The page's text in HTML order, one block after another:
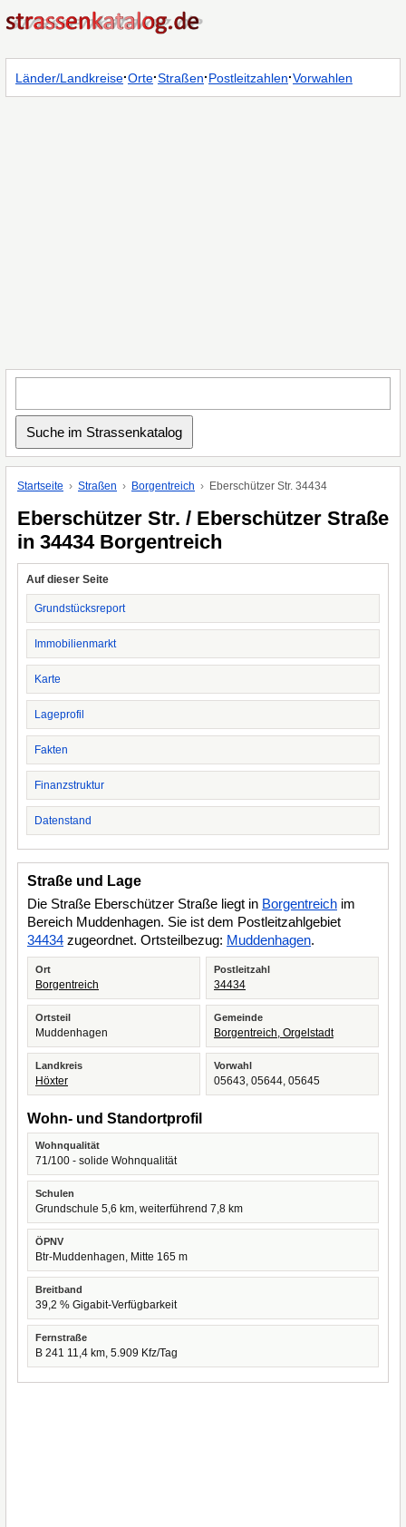
Länder/Landkreise·Orte·Straßen·Postleitzahlen·Vorwahlen
Startseite Straßen Borgentreich Eberschützer Str. 34434
Eberschützer Str. / Eberschützer Straße
in 34434 Borgentreich
Auf dieser Seite
Grundstücksreport
Immobilienmarkt
Karte
Lageprofil
Fakten
Finanzstruktur
Datenstand
Straße und Lage
Die Straße Eberschützer Straße liegt in Borgentreich im
Bereich Muddenhagen. Sie ist dem Postleitzahlgebiet
34434 zugeordnet. Ortsteilbezug: Muddenhagen.
Ort
Borgentreich
Postleitzahl
34434
Ortsteil
Muddenhagen
Gemeinde
Borgentreich, Orgelstadt
Landkreis
Höxter
Vorwahl
05643, 05644, 05645
Wohn- und Standortprofil
Wohnqualität
71/100 - solide Wohnqualität
Schulen
Grundschule 5,6 km, weiterführend 7,8 km
ÖPNV
Btr-Muddenhagen, Mitte 165 m
Breitband
39,2 % Gigabit-Verfügbarkeit
Fernstraße
B 241 11,4 km, 5.909 Kfz/Tag